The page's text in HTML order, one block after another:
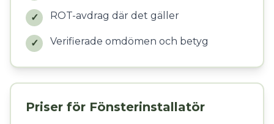
✓ ROT-avdrag där det gäller
✓ Verifierade omdömen och betyg
Priser för Fönsterinstallatör